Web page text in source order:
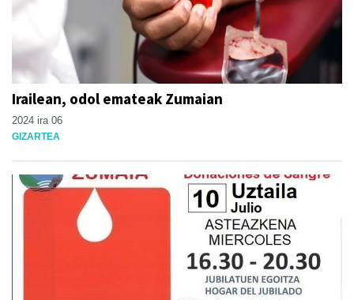
Irailean, odol emateak Zumaian
2024 ira 06
GIZARTEA